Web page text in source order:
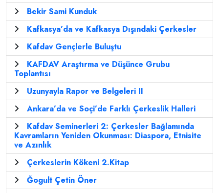
Bekir Sami Kunduk
Kafkasya’da ve Kafkasya Dışındaki Çerkesler
Kafdav Gençlerle Buluştu
KAFDAV Araştırma ve Düşünce Grubu
Toplantısı
Uzunyayla Rapor ve Belgeleri II
Ankara’da ve Soçi’de Farklı Çerkeslik Halleri
Kafdav Seminerleri 2: Çerkesler Bağlamında
Kavramların Yeniden Okunması: Diaspora, Etnisite
ve Azınlık
Çerkeslerin Kökeni 2.Kitap
Ğogult Çetin Öner